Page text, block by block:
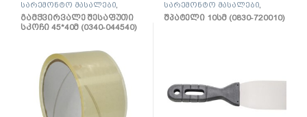
სარემონტო მასალები
ლენტი
გამჭვირვალე შესაფუთი
სკოჩი 45*40მ (0340-044540)
სარემონტო მასალები
შპატელი, საპრიალებელი,
ქაფჩა
შპატელი 10სმ (0830-720010)